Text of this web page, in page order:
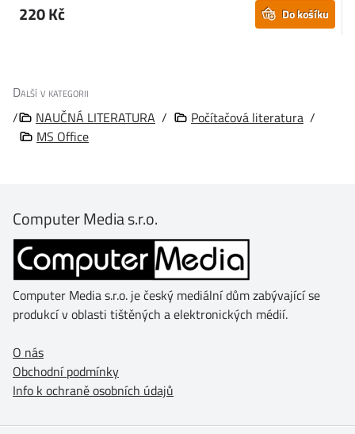
220 Kč Do košíku
Další v kategorii
/
NAUČNÁ LITERATURA / Počítačová literatura /
MS Office
Computer Media s.r.o.
Computer Media s.r.o. je český mediální dům zabývající se
produkcí v oblasti tištěných a elektronických médií.
O nás
Obchodní podmínky
Info k ochraně osobních údajů